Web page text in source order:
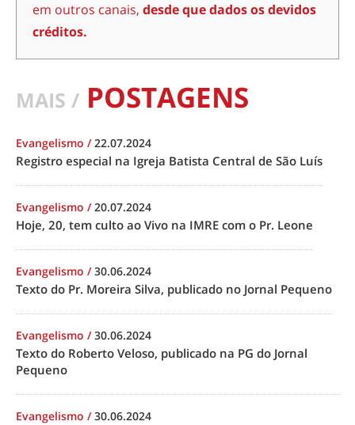
em outros canais, desde que dados os devidos
créditos.
MAIS / POSTAGENS
Evangelismo /22.07.2024
Registro especial na Igreja Batista Central de São Luís
Evangelismo /20.07.2024
Hoje, 20, tem culto ao Vivo na IMRE com o Pr. Leone
Evangelismo /30.06.2024
Texto do Pr. Moreira Silva, publicado no Jornal Pequeno
Evangelismo /30.06.2024
Texto do Roberto Veloso, publicado na PG do Jornal
Pequeno
Evangelismo /30.06.2024